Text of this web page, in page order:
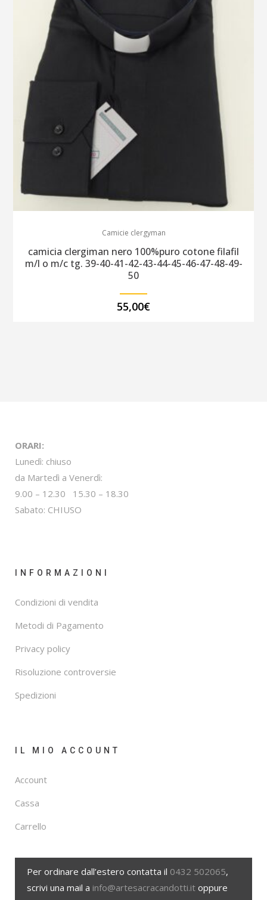
Camicie clergyman
camicia clergiman nero 100%puro cotone filafil
m/l o m/c tg. 39-40-41-42-43-44-45-46-47-48-49-
50
55,00€
ORARI:
Lunedì: chiuso
da Martedì a Venerdì:
9.00 – 12.30 15.30 – 18.30
Sabato: CHIUSO
INFORMAZIONI
Condizioni di vendita
Metodi di Pagamento
Privacy policy
Risoluzione controversie
Spedizioni
IL MIO ACCOUNT
Account
Cassa
Carrello
Per ordinare dall’estero contatta il 0432 502065,
scrivi una mail a info@artesacracandotti.it oppure